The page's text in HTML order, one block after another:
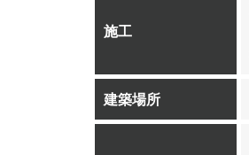
施工
建築場所